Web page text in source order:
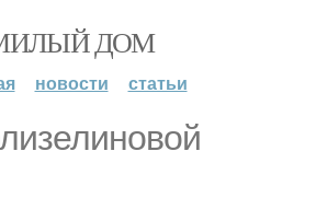
ДОМ
новости статьи